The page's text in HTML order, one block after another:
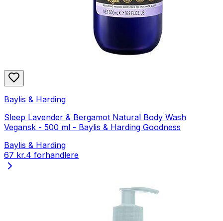
Baylis & Harding
Sleep Lavender & Bergamot Natural Body Wash
Vegansk - 500 ml - Baylis & Harding Goodness
Baylis & Harding
67 kr.4 forhandlere